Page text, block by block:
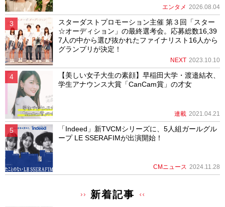
エンタメ 2026.08.04
スターダストプロモーション主催 第３回「スター
☆オーディション」の最終選考会。応募総数16,39
7人の中から選び抜かれたファイナリスト16人から
グランプリが決定！
NEXT 2023.10.10
【美しい女子大生の素顔】早稲田大学・渡邉結衣、
学生アナウンス大賞「CanCam賞」の才女
連載 2021.04.21
「Indeed」新TVCMシリーズに、5人組ガールグル
ープ LE SSERAFIMが出演開始！
CMニュース 2024.11.28
新着記事